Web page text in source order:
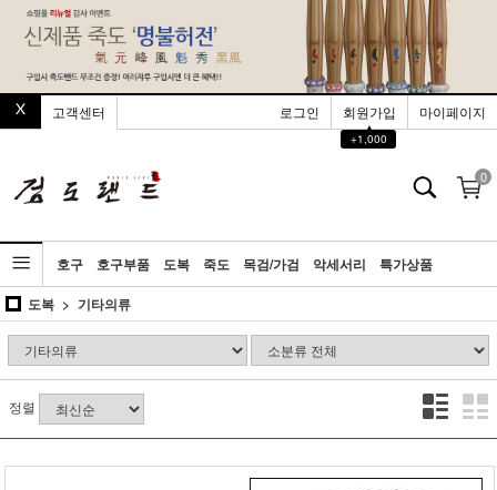
고객센터 로그인 회원가입
▲
+1,000
마이페이지
0
호구 호구부품 도복 죽도 목검/가검 악세서리
특가상품
도복
기타의류
정렬